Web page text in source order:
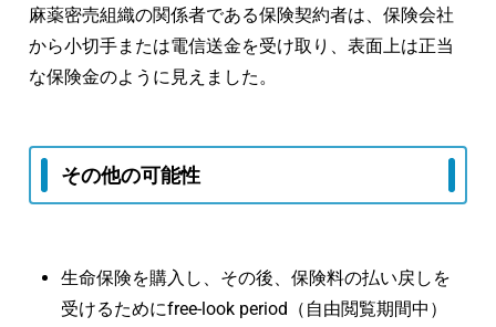
麻薬密売組織の関係者である保険契約者は、保険会社
から小切手または電信送金を受け取り、表面上は正当
な保険金のように見えました。
その他の可能性
生命保険を購入し、その後、保険料の払い戻しを
受けるためにfree-look period（自由閲覧期間中）